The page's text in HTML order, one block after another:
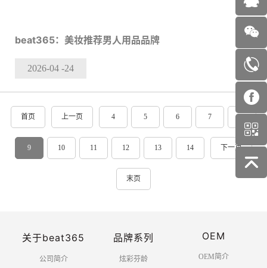
beat365：美妆推荐男人用品品牌
2026-04 -24
首页 上一页 4 5 6 7 8
9 10 11 12 13 14 下一页
末页
关于beat365
公司简介
品牌系列
炫彩芬龄
OEM
OEM简介